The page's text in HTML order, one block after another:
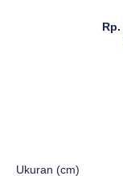
Rp.
Ukuran (cm)